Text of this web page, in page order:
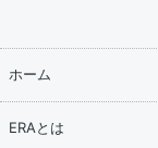
ホーム
ERAとは